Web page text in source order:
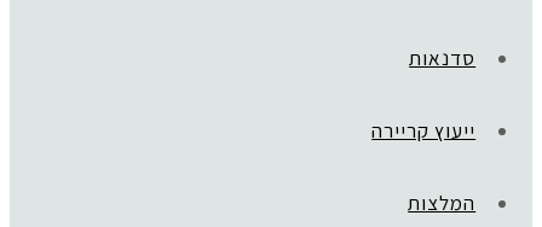
סדנאות
ייעוץ קריירה
המלצות